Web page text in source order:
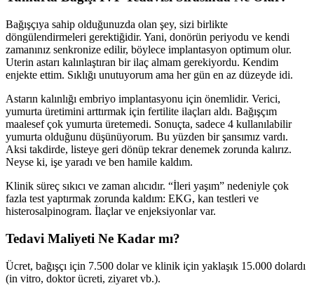
Bağışçıya sahip olduğunuzda olan şey, sizi birlikte
döngülendirmeleri gerektiğidir. Yani, donörün periyodu ve kendi
zamanınız senkronize edilir, böylece implantasyon optimum olur.
Uterin astarı kalınlaştıran bir ilaç almam gerekiyordu. Kendim
enjekte ettim. Sıklığı unutuyorum ama her gün en az düzeyde idi.
Astarın kalınlığı embriyo implantasyonu için önemlidir. Verici,
yumurta üretimini arttırmak için fertilite ilaçları aldı. Bağışçım
maalesef çok yumurta üretemedi. Sonuçta, sadece 4 kullanılabilir
yumurta olduğunu düşünüyorum. Bu yüzden bir şansımız vardı.
Aksi takdirde, listeye geri dönüp tekrar denemek zorunda kalırız.
Neyse ki, işe yaradı ve ben hamile kaldım.
Klinik süreç sıkıcı ve zaman alıcıdır. “İleri yaşım” nedeniyle çok
fazla test yaptırmak zorunda kaldım: EKG, kan testleri ve
histerosalpinogram. İlaçlar ve enjeksiyonlar var.
Tedavi Maliyeti Ne Kadar mı?
Ücret, bağışçı için 7.500 dolar ve klinik için yaklaşık 15.000 dolardı
(in vitro, doktor ücreti, ziyaret vb.).